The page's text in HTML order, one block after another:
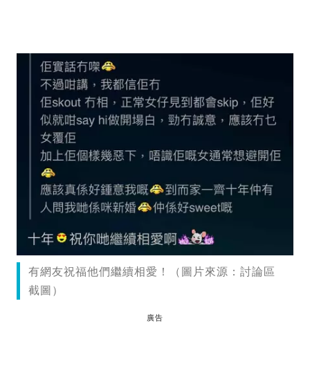
有網友祝福他們繼續相愛！（圖片來源：討論區
截圖）
廣告